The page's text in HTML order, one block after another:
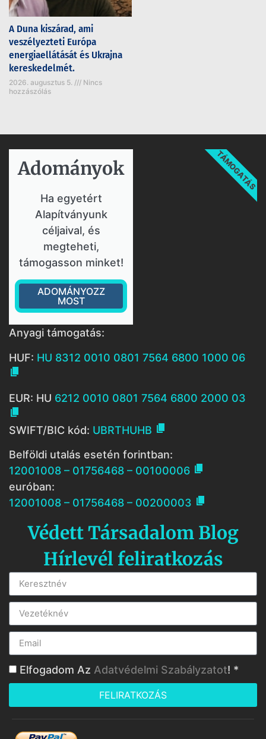
A Duna kiszárad, ami
veszélyezteti Európa
energiaellátását és Ukrajna
kereskedelmét.
2026. augusztus 5.
Nincs
hozzászólás
Adományok​
Ha egyetért
Alapítványunk
céljaival, és
megteheti,
támogasson minket!
ADOMÁNYOZZ
MOST
TÁMOGATÁS
Anyagi támogatás:
HUF: HU 8312 0010 0801 7564 6800 1000 06

EUR: HU 6212 0010 0801 7564 6800 2000 03

SWIFT/BIC kód: UBRTHUHB 
Belföldi utalás esetén forintban:
12001008 – 01756468 – 00100006 
euróban:
12001008 – 01756468 – 00200003 
Védett Társadalom Blog
Hírlevél feliratkozás
Elfogadom Az Adatvédelmi Szabályzatot! *
FELIRATKOZÁS